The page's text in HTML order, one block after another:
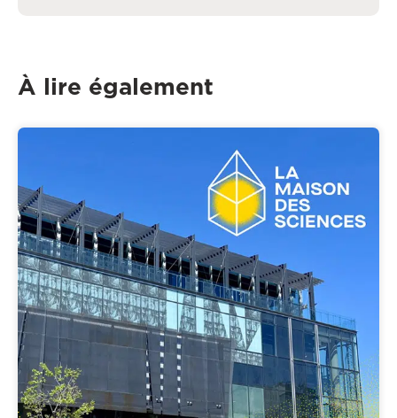
À lire également